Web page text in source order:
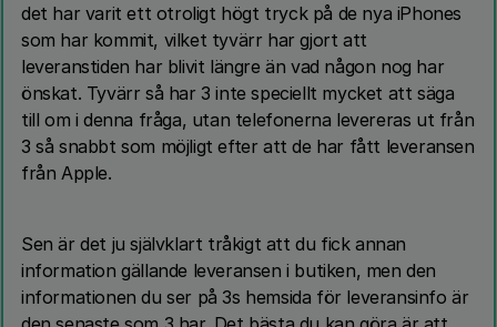
det har varit ett otroligt högt tryck på de nya iPhones
som har kommit, vilket tyvärr har gjort att
leveranstiden har blivit längre än vad någon nog har
önskat. Tyvärr så har 3 inte speciellt mycket att säga
till om i denna fråga, utan telefonerna levereras ut från
3 så snabbt som möjligt efter att de har fått leveransen
från Apple.
Sen är det ju självklart tråkigt att du fick annan
information gällande leveransen i butiken, men den
informationen du ser på 3s hemsida för leveransinfo är